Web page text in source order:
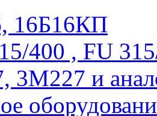
16Б16КП
400 , FU
3М227 и